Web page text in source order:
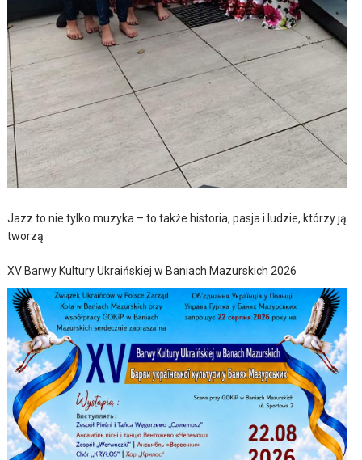
Jazz to nie tylko muzyka – to także historia, pasja i ludzie, którzy ją
tworzą
XV Barwy Kultury Ukraińskiej w Baniach Mazurskich 2026